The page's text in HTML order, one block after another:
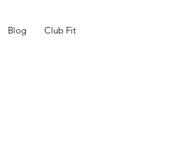
Blog Club Fit